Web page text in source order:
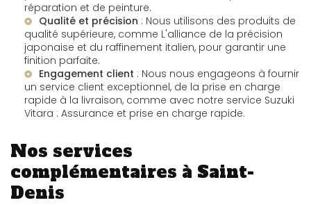
réparation et de peinture.
Qualité et précision : Nous utilisons des produits de
qualité supérieure, comme L'alliance de la précision
japonaise et du raffinement italien, pour garantir une
finition parfaite.
Engagement client : Nous nous engageons à fournir
un service client exceptionnel, de la prise en charge
rapide à la livraison, comme avec notre service Suzuki
Vitara : Assurance et prise en charge rapide.
Nos services
complémentaires à Saint-
Denis